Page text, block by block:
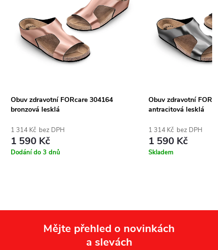
Obuv zdravotní FORcare 304164
bronzová lesklá
1 314 Kč bez DPH
1 590 Kč
Dodání do 3 dnů
Obuv zdravotní
antracitová lesklá
1 314 Kč bez DPH
1 590 Kč
Skladem
Mějte přehled o novinkách
a slevách